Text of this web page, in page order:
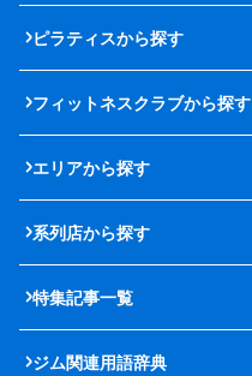
ピラティスから探す
フィットネスクラブから探す
エリアから探す
系列店から探す
特集記事一覧
ジム関連用語辞典